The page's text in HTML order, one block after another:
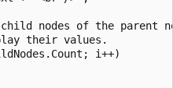
nodes of the parent
their values.
i++)